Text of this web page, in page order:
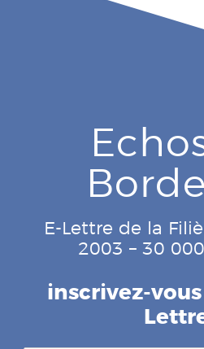
E-Lettre de la
2003 – 30
inscrivez-